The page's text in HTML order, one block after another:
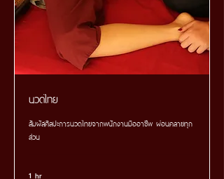
นวดไทย
สัมผัสศิลปะการนวดไทยจากพนักงานมืออาชีพ ผ่อนคลายทุก
ส่วน
1 hr